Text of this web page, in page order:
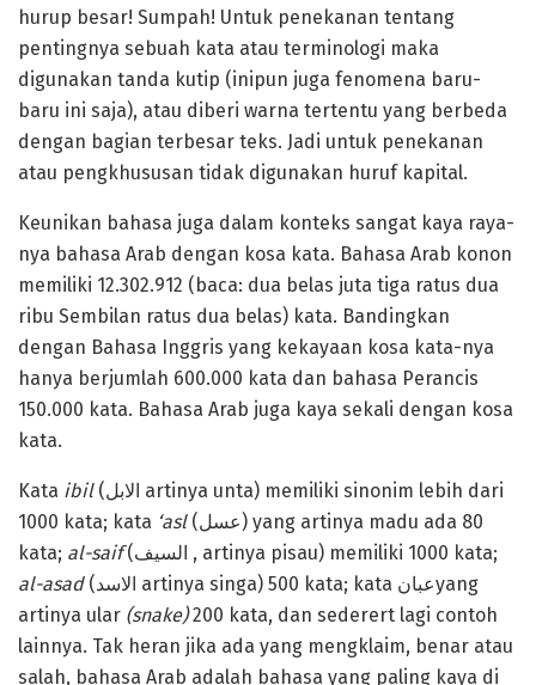
hurup besar! Sumpah! Untuk penekanan tentang
pentingnya sebuah kata atau terminologi maka
digunakan tanda kutip (inipun juga fenomena baru-
baru ini saja), atau diberi warna tertentu yang berbeda
dengan bagian terbesar teks. Jadi untuk penekanan
atau pengkhususan tidak digunakan huruf kapital.
Keunikan bahasa juga dalam konteks sangat kaya raya-
nya bahasa Arab dengan kosa kata. Bahasa Arab konon
memiliki 12.302.912 (baca: dua belas juta tiga ratus dua
ribu Sembilan ratus dua belas) kata. Bandingkan
dengan Bahasa Inggris yang kekayaan kosa kata-nya
hanya berjumlah 600.000 kata dan bahasa Perancis
150.000 kata. Bahasa Arab juga kaya sekali dengan kosa
kata.
Kata ibil (الابل artinya unta) memiliki sinonim lebih dari
1000 kata; kata ‘asl(عسل) yang artinya madu ada 80
kata; al-saif
(السيف , artinya pisau) memiliki 1000 kata;
al-asad(الاسد artinya singa) 500 kata; kata عبانyang
artinya ular (snake)200 kata, dan sederert lagi contoh
lainnya. Tak heran jika ada yang mengklaim, benar atau
salah, bahasa Arab adalah bahasa yang paling kaya di